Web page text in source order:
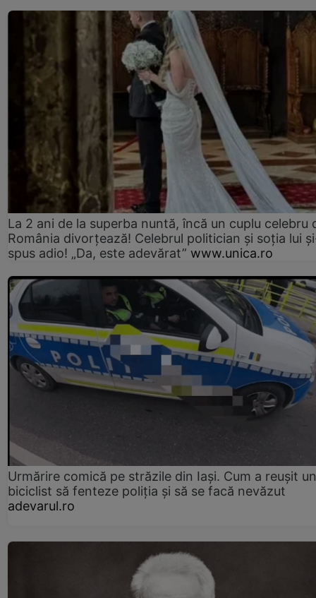
La 2 ani de la superba nuntă, încă un cuplu celebru
România divorțează! Celebrul politician și soția lui
spus adio! „Da, este adevărat” www.unica.ro
Urmărire comică pe străzile din Iași. Cum a reușit un
biciclist să fenteze poliția și să se facă nevăzut
adevarul.ro